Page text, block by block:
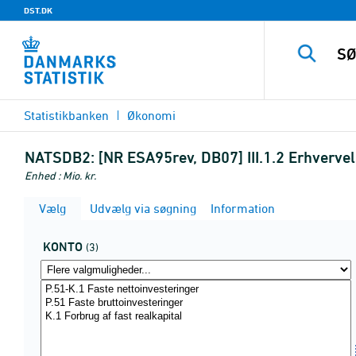
DST.DK
Statistikbanken Økonomi
NATSDB2: [NR ESA95rev, DB07] III.1.2
Enhed : Mio. kr.
Vælg Udvælg via søgning Information
KONTO (3)